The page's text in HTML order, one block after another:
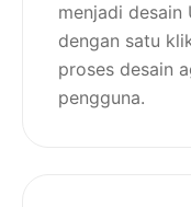
menjadi
dengan satu
proses desain
pengguna.